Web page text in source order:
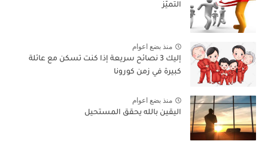
التميّز
منذ بضع اعوام
إليك 3 نصائح سريعة إذا كنت تسكن مع عائلة
كبيرة في زمن كورونا
منذ بضع اعوام
اليقين بالله يحقق المستحيل